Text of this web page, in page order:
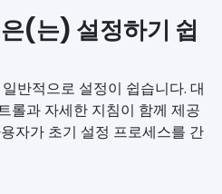
(는) 설정하기 쉽
반적으로 설정이 쉽습니다. 대
롤과 자세한 지침이 함께 제공
자가 초기 설정 프로세스를 간